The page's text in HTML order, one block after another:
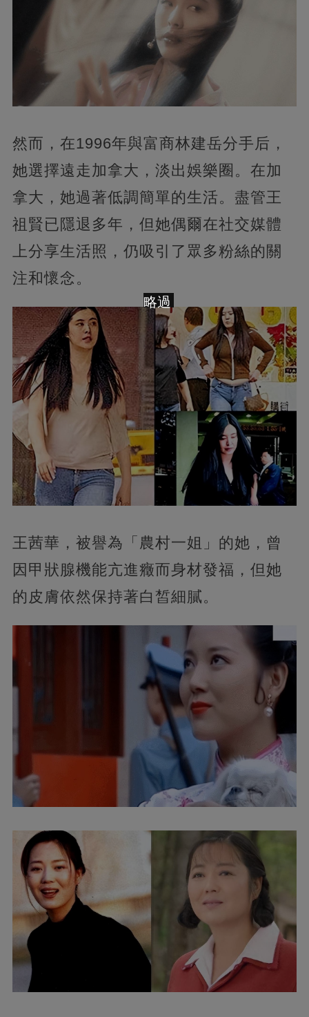
然而，在1996年與富商林建岳分手后，
她選擇遠走加拿大，淡出娛樂圈。在加
拿大，她過著低調簡單的生活。盡管王
祖賢已隱退多年，但她偶爾在社交媒體
上分享生活照，仍吸引了眾多粉絲的關
注和懷念​​​​。
王茜華，被譽為「農村一姐」的她，曾
因甲狀腺機能亢進癥而身材發福，但她
的皮膚依然保持著白皙細膩。
略過